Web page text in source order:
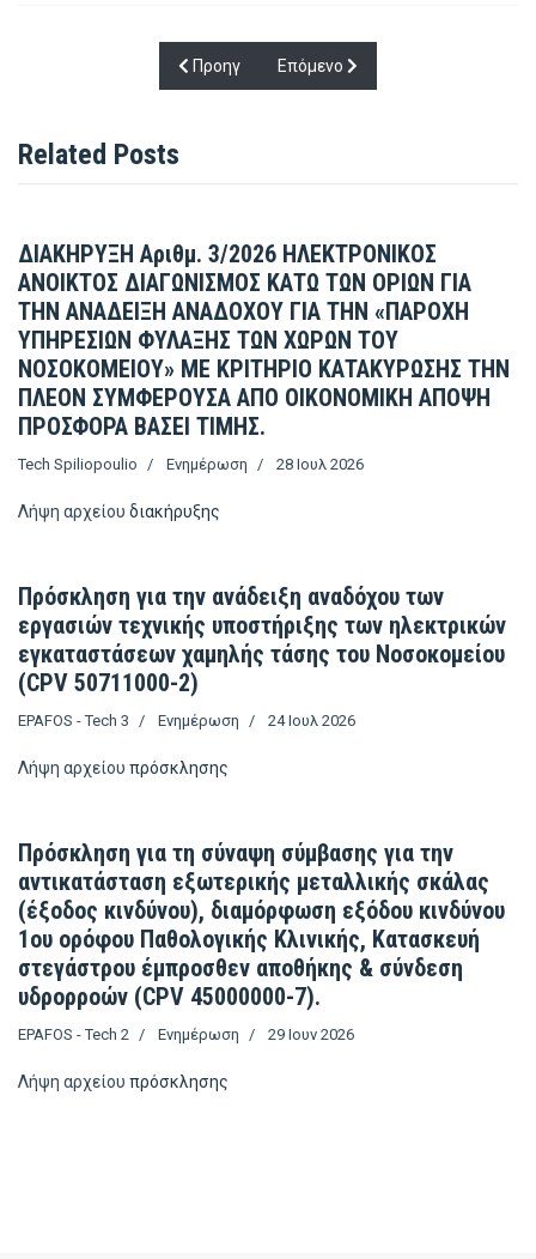
Προηγούμενο άρθρο: ΠΡΟΣΚΛΗΣΗ
Προηγ Επόμενο άρθρο: ΕΝΑΡΞΗ
Επόμενο
Related Posts
ΔΙΑΚΗΡΥΞΗ Αριθμ. 3/2026 ΗΛΕΚΤΡΟΝΙΚΟΣ
ΑΝΟΙΚΤΟΣ ΔΙΑΓΩΝΙΣΜΟΣ ΚΑΤΩ ΤΩΝ ΟΡΙΩΝ ΓΙΑ
ΤΗΝ ΑΝΑΔΕΙΞΗ ΑΝΑΔΟΧΟΥ ΓΙΑ ΤΗΝ «ΠΑΡΟΧΗ
ΥΠΗΡΕΣΙΩΝ ΦΥΛΑΞΗΣ ΤΩΝ ΧΩΡΩΝ ΤΟΥ
ΝΟΣΟΚΟΜΕΙΟΥ» ΜΕ ΚΡΙΤΗΡΙΟ ΚΑΤΑΚΥΡΩΣΗΣ ΤΗΝ
ΠΛΕΟΝ ΣΥΜΦΕΡΟΥΣΑ ΑΠΟ ΟΙΚΟΝΟΜΙΚΗ ΑΠΟΨΗ
ΠΡΟΣΦΟΡΑ ΒΑΣΕΙ ΤΙΜΗΣ.
Tech Spiliopoulio Ενημέρωση 28 Ιουλ 2026
Λήψη αρχείου διακήρυξης
Πρόσκληση για την ανάδειξη αναδόχου των
εργασιών τεχνικής υποστήριξης των ηλεκτρικών
εγκαταστάσεων χαμηλής τάσης του Νοσοκομείου
(CPV 50711000-2)
EPAFOS - Tech 3 Ενημέρωση 24 Ιουλ 2026
Λήψη αρχείου πρόσκλησης
Πρόσκληση για τη σύναψη σύμβασης για την
αντικατάσταση εξωτερικής μεταλλικής σκάλας
(έξοδος κινδύνου), διαμόρφωση εξόδου κινδύνου
1ου ορόφου Παθολογικής Κλινικής, Κατασκευή
στεγάστρου έμπροσθεν αποθήκης & σύνδεση
υδρορροών (CPV 45000000-7).
EPAFOS - Tech 2 Ενημέρωση 29 Ιουν 2026
Λήψη αρχείου πρόσκλησης